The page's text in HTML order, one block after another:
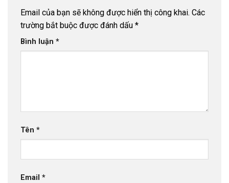
Email của bạn sẽ không được hiển thị công khai. Các
trường bắt buộc được đánh dấu *
Bình luận *
Tên *
Email *